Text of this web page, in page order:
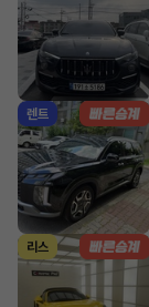
렌트
리스